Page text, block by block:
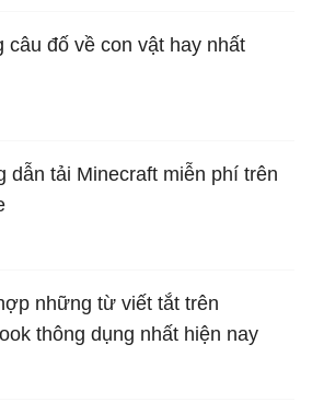
câu đố về con vật hay nhất
dẫn tải Minecraft miễn phí trên
những từ viết tắt trên
thông dụng nhất hiện nay